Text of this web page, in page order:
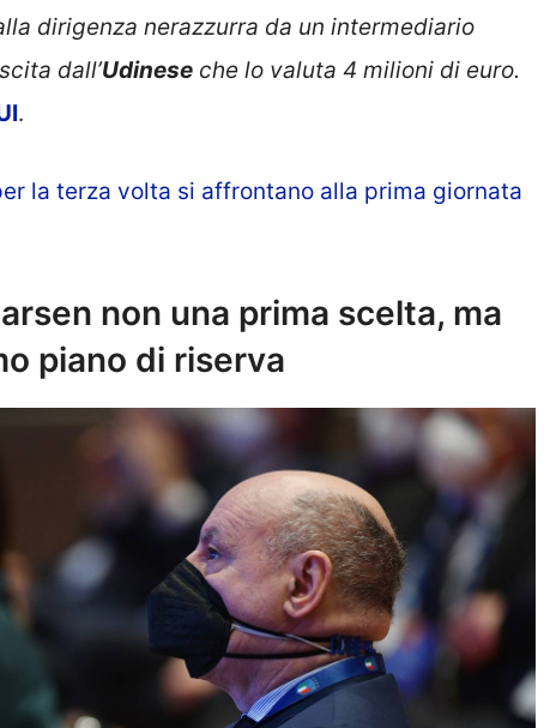
dirigenza nerazzurra da un intermediario
dall’Udinese che lo valuta 4 milioni di euro.
.
la terza volta si affrontano alla prima giornata
non una prima scelta, ma
piano di riserva